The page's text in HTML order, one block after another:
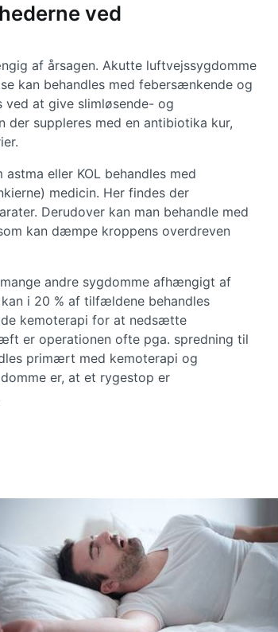
ved
af årsagen. Akutte luftvejssygdomme
kan behandles med febersænkende og
ved at give slimløsende- og
suppleres med en antibiotika kur,
eller KOL behandles med
medicin. Her findes der
Derudover kan man behandle med
kan dæmpe kroppens overdreven
andre sygdomme afhængigt af
i 20 % af tilfældene behandles
kemoterapi for at nedsætte
er operationen ofte pga. spredning til
primært med kemoterapi og
er, at et rygestop er